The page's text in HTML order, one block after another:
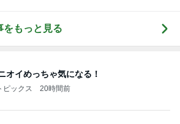
をもっと見る
オイめっちゃ気になる！
ピックス 20時間前